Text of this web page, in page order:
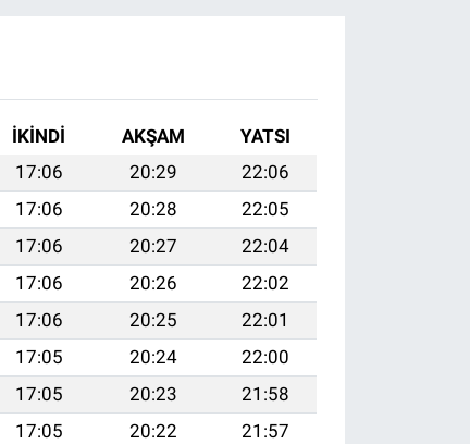
İKINDI AKŞAM
YATSI
17:06 20:29
22:06
17:06 20:28
22:05
17:06 20:27
22:04
17:06 20:26
22:02
17:06 20:25
22:01
17:05 20:24
22:00
17:05 20:23
21:58
17:05 20:22
21:57